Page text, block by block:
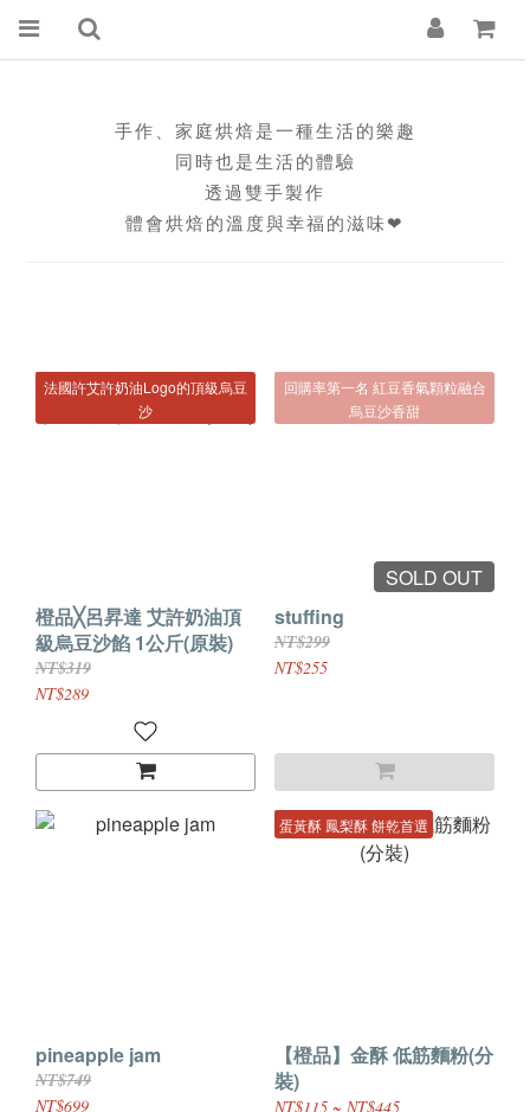
手作、家庭烘焙是一種生活的樂趣
同時也是生活的體驗
透過雙手製作
體會烘焙的溫度與幸福的滋味❤
法國許艾許奶油Logo的頂級烏豆
沙
橙品╳呂昇達 艾許奶油頂
級烏豆沙餡 1公斤(原裝)
NT$319
NT$289
回購率第一名 紅豆香氣顆粒融合
烏豆沙香甜
SOLD OUT
stuffing
NT$299
NT$255
pineapple jam
NT$749
NT$699
蛋黃酥 鳳梨酥 餅乾首選
【橙品】金酥 低筋麵粉(分
裝)
NT$115 ~ NT$445